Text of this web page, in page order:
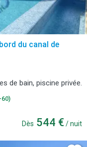
du canal de
de bain, piscine privée.
Dès 544 € / nuit